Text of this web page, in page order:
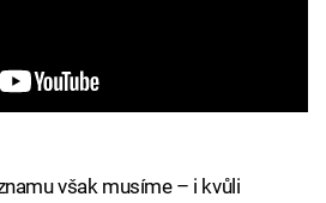
však musíme – i kvůli